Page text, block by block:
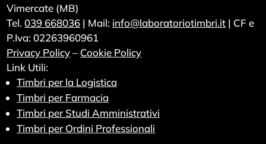
Vimercate (MB)
Tel.039 668036 | Mail: info@laboratoriotimbri.it | CF e
P.Iva: 02263960961
Privacy Policy– Cookie Policy
Link Utili:
Timbri per la Logistica
Timbri per Farmacia
Timbri per Studi Amministrativi
Timbri per Ordini Professionali